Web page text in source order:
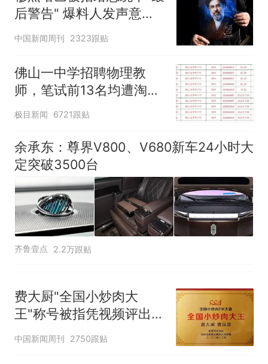
享界G9车型预售价公布：
热
那个在床头放菜刀的女孩，
因老师一句“跟我回家”改写了
人生
后警告" 爆料人发声意味
深长
中国新闻周刊 2323跟贴
佛山一中学招聘物理教
师，笔试前13名均遭淘
汰？教育局：已叫停招
极目新闻 6721跟贴
余承东：尊界V800、V680新车24小时大
定突破3500台
齐鲁壹点 2.2万跟贴
费大厨"全国小炒肉大
王"称号被指凭视频评出
官方回应
中国新闻周刊 2750跟贴